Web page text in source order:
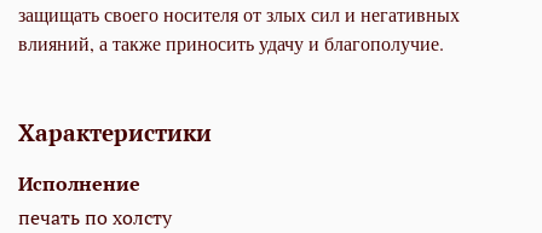
защищать своего носителя от злых сил и негативных
влияний, а также приносить удачу и благополучие.
Характеристики
Исполнение
печать по холсту